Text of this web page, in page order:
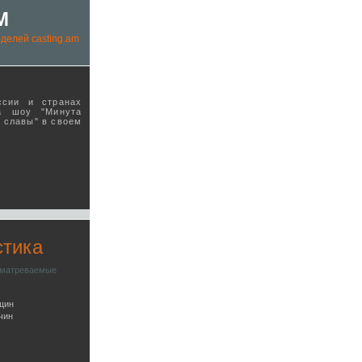
casting.am
и странах
шоу "Минута
славы" в своeм